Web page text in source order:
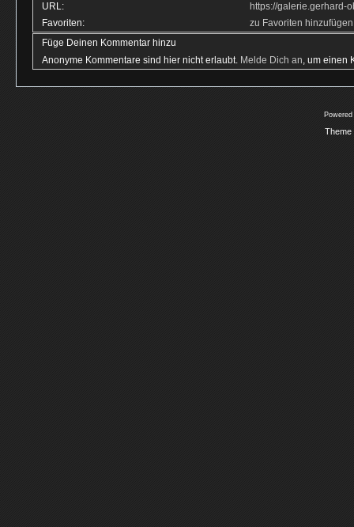
URL:
https://galerie.gerhard-
Favoriten:
zu Favoriten hinzufügen
Füge Deinen Kommentar hinzu
Anonyme Kommentare sind hier nicht erlaubt. Melde Dich an, um einen
Theme